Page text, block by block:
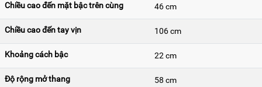
Chiều cao đến mặt bậc trên cùng 46 cm
Chiều cao đến tay vịn 106 cm
Khoảng cách bậc 22 cm
Độ rộng mở thang 58 cm